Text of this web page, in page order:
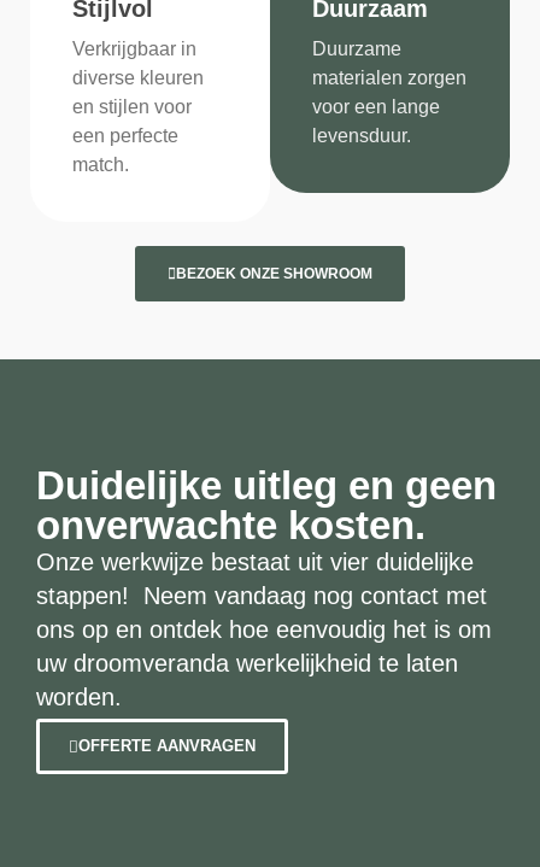
Stijlvol
Verkrijgbaar in
diverse kleuren
en stijlen voor
een perfecte
match.
Duurzaam
Duurzame
materialen zorgen
voor een lange
levensduur.
BEZOEK ONZE SHOWROOM
Duidelijke uitleg en geen
onverwachte kosten.
Onze werkwijze bestaat uit vier duidelijke
stappen! Neem vandaag nog contact met
ons op en ontdek hoe eenvoudig het is om
uw droomveranda werkelijkheid te laten
worden.
OFFERTE AANVRAGEN